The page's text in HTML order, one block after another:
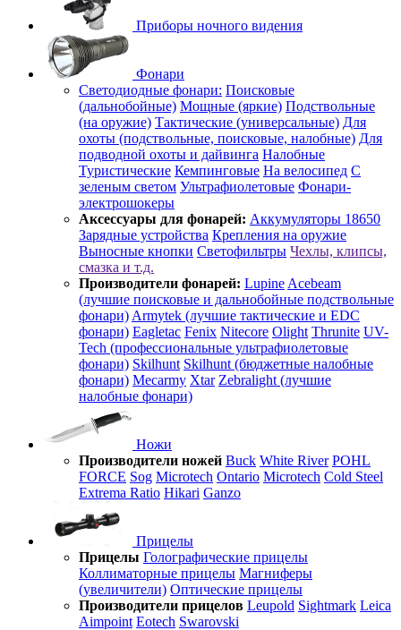
Приборы ночного видения
Фонари
Светодиодные фонари: Поисковые
(дальнобойные) Мощные (яркие) Подствольные
(на оружие) Тактические (универсальные) Для
охоты (подствольные, поисковые, налобные) Для
подводной охоты и дайвинга Налобные
Туристические Кемпинговые На велосипед С
зеленым светом Ультрафиолетовые Фонари-
электрошокеры
Аксессуары для фонарей: Аккумуляторы 18650
Зарядные устройства Крепления на оружие
Выносные кнопки Светофильтры Чехлы, клипсы,
смазка и т.д.
Производители фонарей: Lupine Acebeam
(лучшие поисковые и дальнобойные подствольные
фонари) Armytek (лучшие тактические и EDC
фонари) Eagletac Fenix Nitecore Olight Thrunite UV-
Tech (профессиональные ультрафиолетовые
фонари) Skilhunt Skilhunt (бюджетные налобные
фонари) Mecarmy Xtar Zebralight (лучшие
налобные фонари)
Ножи
Производители ножей Buck White River POHL
FORCE Sog Microtech Ontario Microtech Cold Steel
Extrema Ratio Hikari Ganzo
Прицелы
Прицелы Голографические прицелы
Коллиматорные прицелы Магниферы
(увеличители) Оптические прицелы
Производители прицелов Leupold Sightmark Leica
Aimpoint Eotech Swarovski